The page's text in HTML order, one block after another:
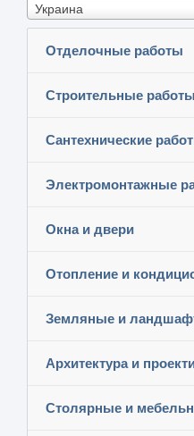
Украина
Отделочные работы
Строительные работы
Сантехнические
Электромонтажные
Окна и двери
Отопление и
Земляные и
Архитектура и
Столярные и